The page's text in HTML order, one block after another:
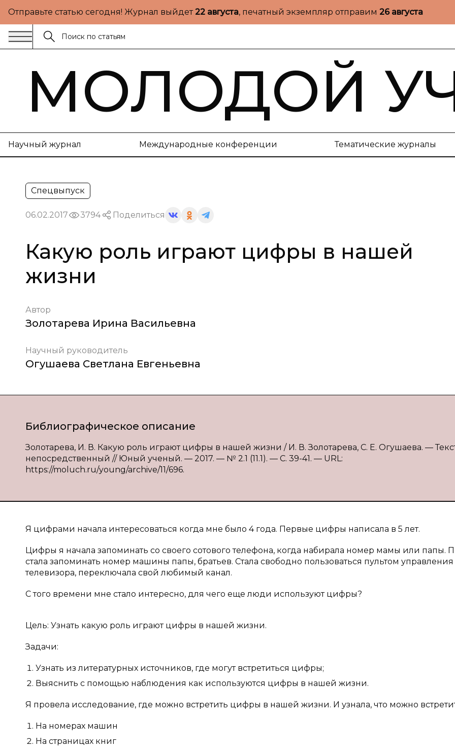
Отправьте статью сегодня! Журнал выйдет22 августа, печатный экземпляр отправим 26 августа
МОЛОДОЙ
Научный журнал Международные конференции Тематические журналы
Спецвыпуск
06.02.2017 3794 Поделиться
Какую роль играют цифры в нашей
жизни
Автор
Золотарева Ирина Васильевна
Научный руководитель
Огушаева Светлана Евгеньевна
Библиографическое описание
Золотарева, И. В. Какую роль играют цифры в нашей жизни / И. В. Золотарева, С. Е. Огушаева. —
непосредственный // Юный ученый. — 2017. — № 2.1 (11.1). — С. 39-41. — URL:
https://moluch.ru/young/archive/11/696.
Я цифрами начала интересоваться когда мне было 4 года. Первые цифры написала в 5 лет.
Цифры я начала запоминать со своего сотового телефона, когда набирала номер мамы или папы.
стала запоминать номер машины папы, братьев. Стала свободно пользоваться пультом управления
телевизора, переключала свой любимый канал.
С того времени мне стало интересно, для чего еще люди используют цифры?
Цель: Узнать какую роль играют цифры в нашей жизни.
Задачи:
Узнать из литературных источников, где могут встретиться цифры;
Выяснить с помощью наблюдения как используются цифры в нашей жизни.
Я провела исследование, где можно встретить цифры в нашей жизни. И узнала, что можно
На номерах машин
На страницах книг